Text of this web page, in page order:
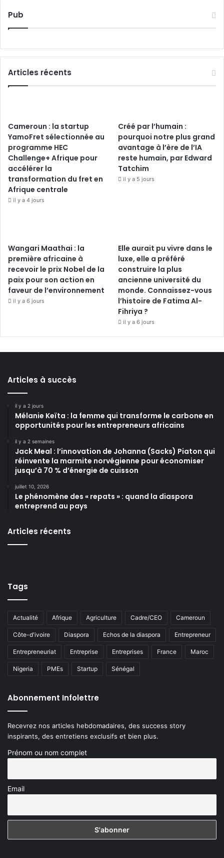
Pub
Articles récents
Cameroun : la startup
YamoFret sélectionnée au
programme HEC
Challenge+ Afrique pour
accélérer la
transformation du fret en
Afrique centrale
il y a 4 jours
Créé par l’humain :
pourquoi notre plus grand
avantage à l’ère de l’IA
reste humain, par Edward
Tatchim
il y a 5 jours
Wangari Maathai : la
première africaine à
recevoir le prix Nobel de la
paix pour son action en
faveur de l’environnement
il y a 6 jours
Elle aurait pu vivre dans le
luxe, elle a préféré
construire la plus
ancienne université du
monde. Connaissez-vous
l’histoire de Fatima Al-
Fihriya ?
il y a 6 jours
Articles à succès
il y a 2 jours
Mélanie Keïta : la femme qui transforme le carbone en
opportunités pour les entrepreneurs africains
il y a 2 semaines
Jack Meal : l’innovation de Johanna (Sacks) Piaton qui
réinvente la marmite norvégienne pour économiser
jusqu’à 70 % d’énergie de cuisson
juillet 10, 2026
Le phénomène des « repats » : quand la diaspora
entreprend au pays
Articles récents
Tags
Actualité Afrique Agriculture Cadre/CEO Cameroun
Côte-d'ivoire Diaspora Echos de la diaspora Entrepreneur
Entrepreneuriat Entreprise Entreprises France Maroc
Nigeria PMEs Startup Sénégal
Abonnement Infolettre
Recevrez nos articles hebdomadaires, des success story
inspirants, des entretiens exclusifs et bien plus.
Prénom ou nom complet
Email